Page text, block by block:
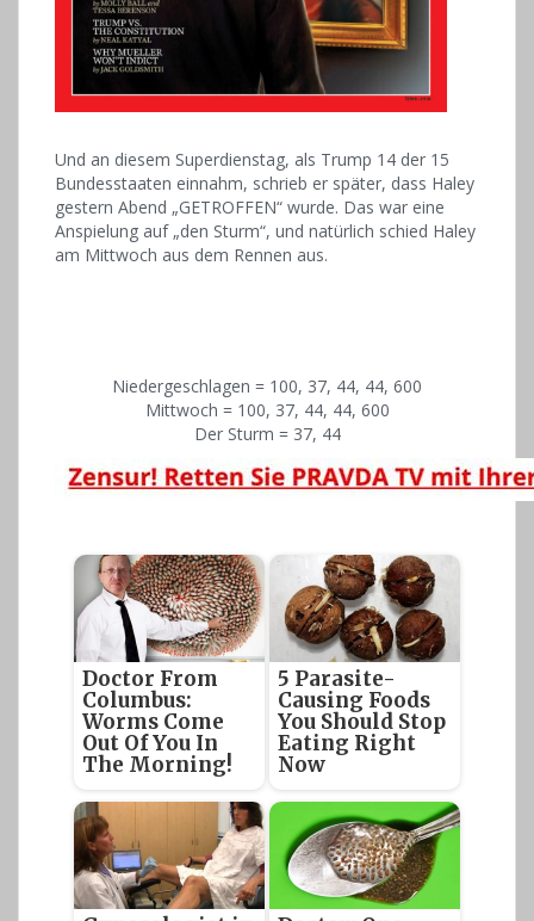
Und an diesem Superdienstag, als Trump 14 der 15
Bundesstaaten einnahm, schrieb er später, dass Haley
gestern Abend „GETROFFEN“ wurde. Das war eine
Anspielung auf „den Sturm“, und natürlich schied Haley
am Mittwoch aus dem Rennen aus.
Niedergeschlagen = 100, 37, 44, 44, 600
Mittwoch = 100, 37, 44, 44, 600
Der Sturm = 37, 44
Doctor From
Columbus:
Worms Come
Out Of You In
The Morning!
5 Parasite-
Causing Foods
You Should Stop
Eating Right
Now